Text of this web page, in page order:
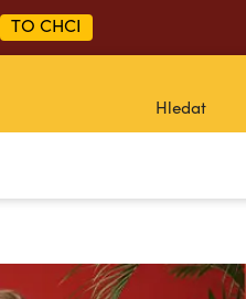
TO CHCI
Hledat